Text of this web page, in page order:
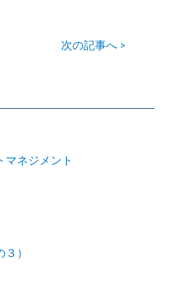
次の記事へ >
マネジメント
）